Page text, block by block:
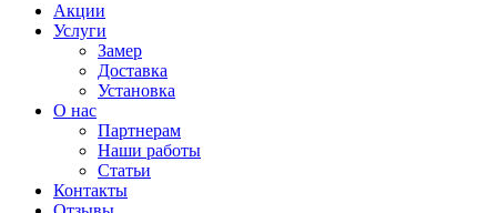
Акции
Услуги
Замер
Доставка
Установка
О нас
Партнерам
Наши работы
Статьи
Контакты